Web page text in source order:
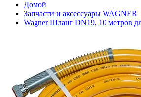
Домой
Запчасти и аксессуары WAGNER
Wagner Шланг DN19, 10 метров